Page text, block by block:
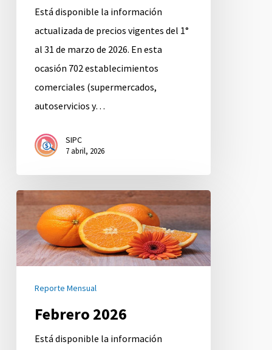
Está disponible la información
actualizada de precios vigentes del 1°
al 31 de marzo de 2026. En esta
ocasión 702 establecimientos
comerciales (supermercados,
autoservicios y…
SIPC
7 abril, 2026
Febrero
Reporte Mensual
Febrero 2026
Está disponible la información